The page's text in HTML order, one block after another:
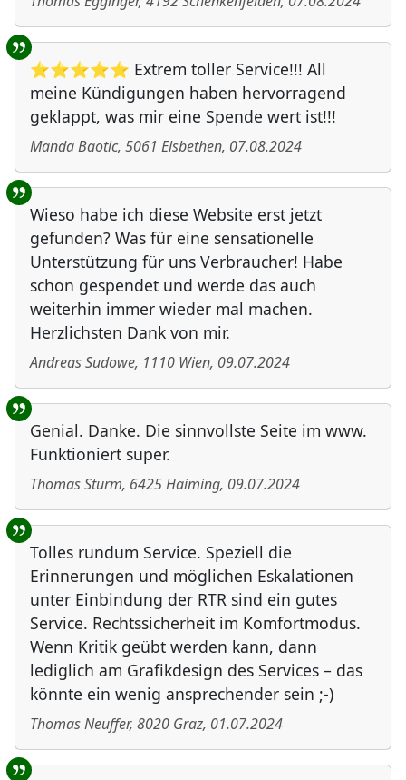
⭐⭐⭐⭐⭐ Extrem toller Service!!! All
meine Kündigungen haben hervorragend
geklappt, was mir eine Spende wert ist!!!
Manda Baotic, 5061 Elsbethen, 07.08.2024
Wieso habe ich diese Website erst jetzt
gefunden? Was für eine sensationelle
Unterstützung für uns Verbraucher! Habe
schon gespendet und werde das auch
weiterhin immer wieder mal machen.
Herzlichsten Dank von mir.
Andreas Sudowe, 1110 Wien, 09.07.2024
Genial. Danke. Die sinnvollste Seite im www.
Funktioniert super.
Thomas Sturm, 6425Haiming, 09.07.2024
Tolles rundum Service. Speziell die
Erinnerungen und möglichen Eskalationen
unter Einbindung der RTR sind ein gutes
Service. Rechtssicherheit im Komfortmodus.
Wenn Kritik geübt werden kann, dann
lediglich am Grafikdesign des Services – das
könnte ein wenig ansprechender sein ;-)
Thomas Neuffer, 8020 Graz, 01.07.2024